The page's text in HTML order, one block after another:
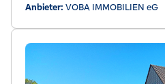
Anbieter: VOBA IMMOBILIEN eG